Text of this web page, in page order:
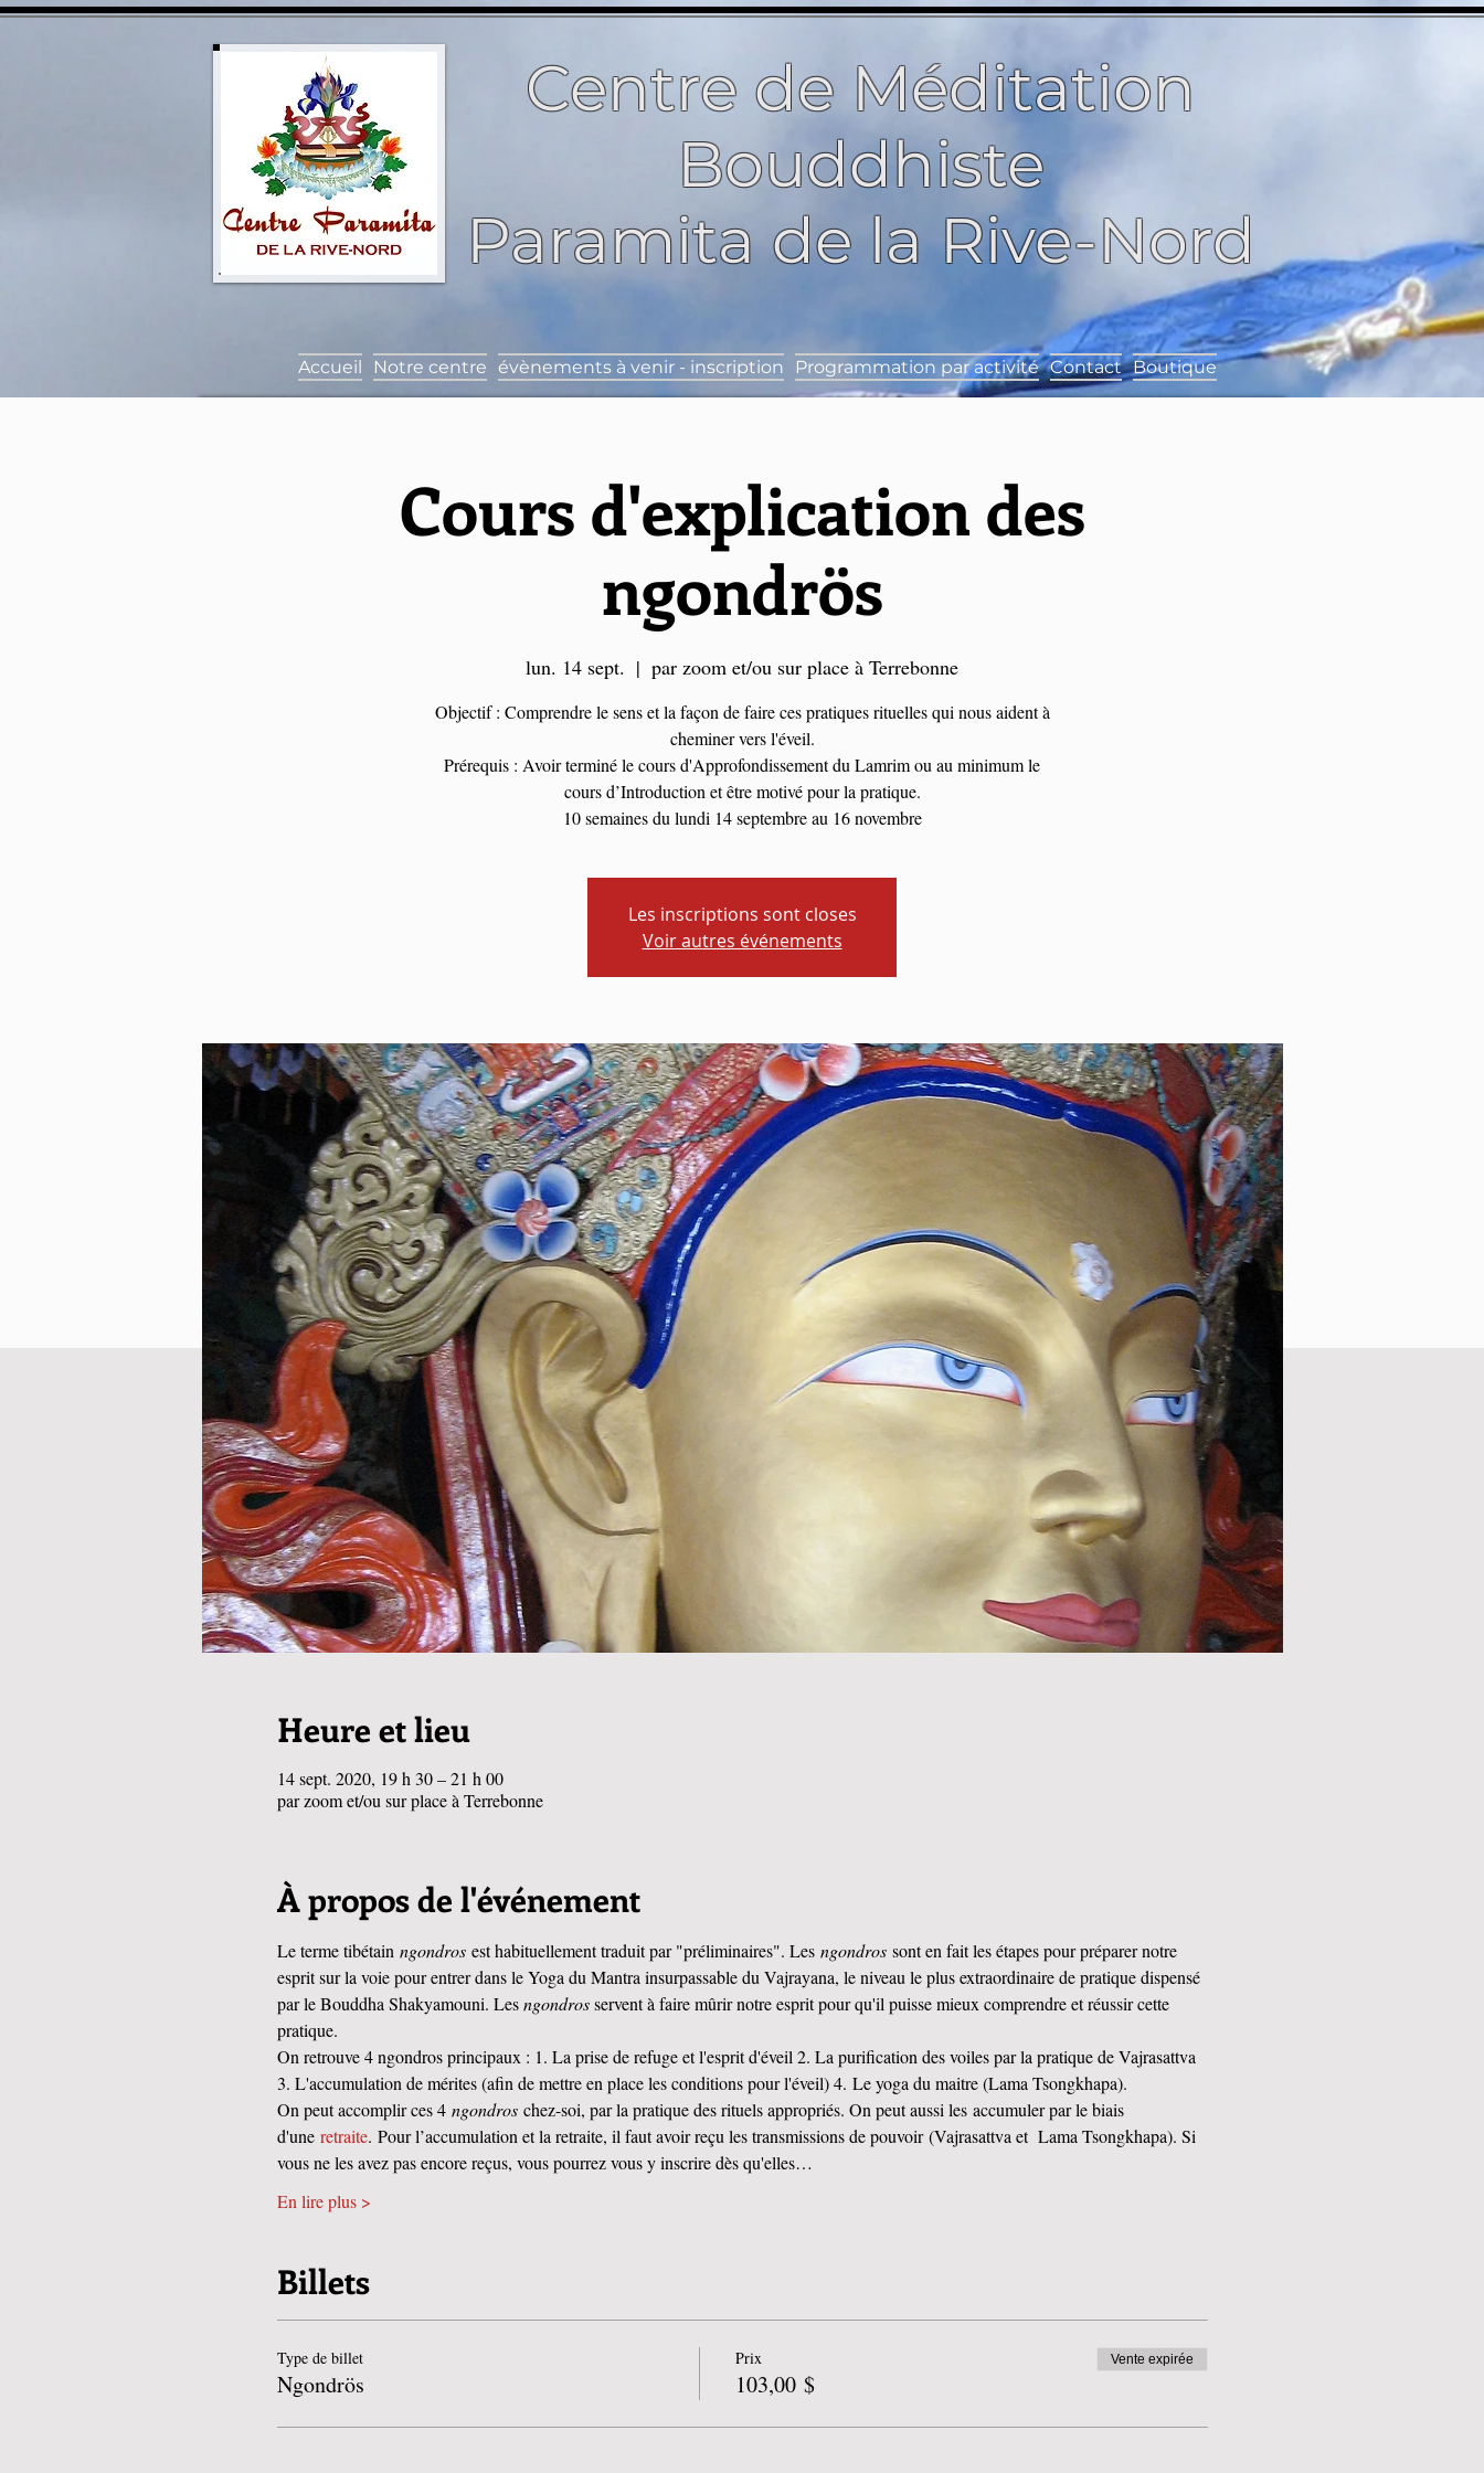
Centre de Méditation
Bouddhiste
Paramita de la Rive-Nord
Accueil Notre centre évènements à venir - inscription Programmation par activité Contact Boutique
Cours d'explication des
ngondrös
lun. 14 sept.
  |
par zoom et/ou sur place à Terrebonne
Objectif : Comprendre le sens et la façon de faire ces pratiques rituelles qui nous aident à
cheminer vers l'éveil.
Prérequis : Avoir terminé le cours d'Approfondissement du Lamrim ou au minimum le
cours d’Introduction et être motivé pour la pratique.
10 semaines du lundi 14 septembre au 16 novembre
Les inscriptions sont closes
Voir autres événements
Heure et lieu
14 sept. 2020, 19 h 30 – 21 h 00
par zoom et/ou sur place à Terrebonne
À propos de l'événement
Le terme tibétain ngondros est habituellement traduit par "préliminaires". Les ngondros sont en fait les étapes pour préparer notre
esprit sur la voie pour entrer dans le Yoga du Mantra insurpassable du Vajrayana, le niveau le plus extraordinaire de pratique dispensé
par le Bouddha Shakyamouni. Les ngondros servent à faire mûrir notre esprit pour qu'il puisse mieux comprendre et réussir cette
pratique.
On retrouve 4 ngondros principaux : 1. La prise de refuge et l'esprit d'éveil 2. La purification des voiles par la pratique de Vajrasattva
3. L'accumulation de mérites (afin de mettre en place les conditions pour l'éveil) 4. Le yoga du maitre (Lama Tsongkhapa).
On peut accomplir ces 4 ngondros chez-soi, par la pratique des rituels appropriés. On peut aussi les accumuler par le biais
d'une retraite. Pour l’accumulation et la retraite, il faut avoir reçu les transmissions de pouvoir (Vajrasattva et  Lama Tsongkhapa). Si
vous ne les avez pas encore reçus, vous pourrez vous y inscrire dès qu'elles…
En lire plus >
Billets
Type de billet
Ngondrös
Prix
103,00 $
Vente expirée